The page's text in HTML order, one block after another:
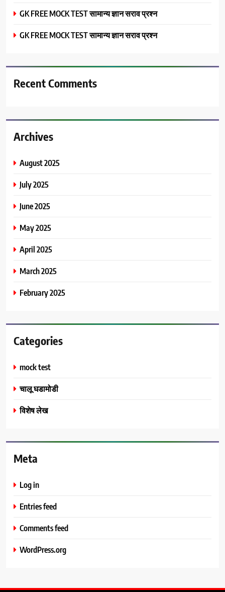
GK FREE MOCK TEST सामान्य ज्ञान सराव प्रश्न
GK FREE MOCK TEST सामान्य ज्ञान सराव प्रश्न
Recent Comments
Archives
August 2025
July 2025
June 2025
May 2025
April 2025
March 2025
February 2025
Categories
mock test
चालू घडामोडी
विशेष लेख
Meta
Log in
Entries feed
Comments feed
WordPress.org